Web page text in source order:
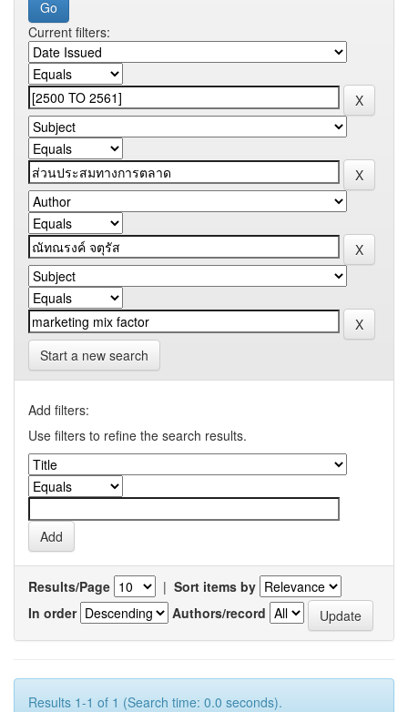
Current filters:
Start a new search
Add filters:
Use filters to refine the search results.
Results/Page | Sort items by
In order
Authors/record
Results 1-1 of 1 (Search time: 0.0 seconds).